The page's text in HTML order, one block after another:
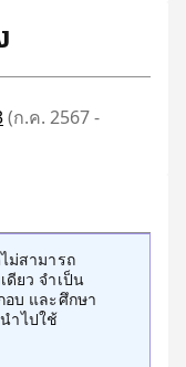
(ก.ค. 2567 -
ม่สามารถ
ดียว จำเป็น
บ และศึกษา
ำไปใช้